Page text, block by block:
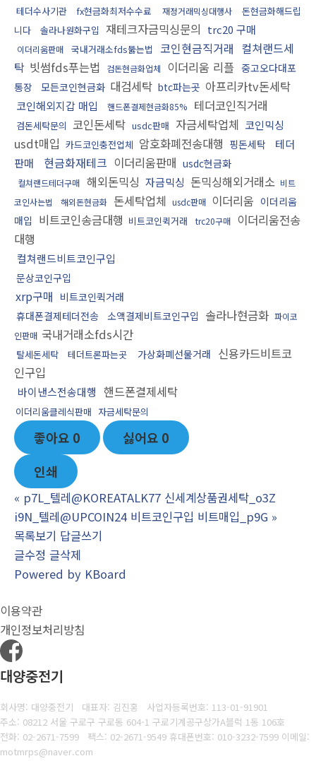
테더수사기관 fx현금화최저수수료 재정거래믹싱대행사
돈현금화해드립
니다
솔라나원화구입 재테크자금믹싱문의 trc20 구매
이더리움판매 국내거래소fds뚫는법 코인현금직거래 컬쳐랜드세
탁 빗썸fds푸는법 검돈현금화업체 이더리움 리플 중고오다대포
통장
모든코인현금화 대검세탁 btc파는곳 아프리카tv돈세탁
코인해외지갑 매입 핸드폰결제현금화85% 테더코인직거래
검돈세탁문의 코인돈세탁 usdc판매 자금세탁업체 코인믹싱
usdt매입 카드코인충전업체 암호화폐전송대행 핑돈세탁
테더
판매
현금화재테크 이더리움판매 usdc현금화
컬쳐랜드테더구매 해외돈믹싱 자금믹싱 돈믹싱해외거래소 비트
코인사는법
해외돈현금화 돈세탁업체 usdc판매 이더리움 이더리움
매입 비트코인송금대행 비트코인퀵거래 trc20구매
이더리움전송
대행
컬쳐랜드비트코인구입
문상코인구입
xrp구매 비트코인퀵거래
휴대폰결제테더전송
소액결제비트코인구입 솔라나현금화 파이코
인판매 국내거래소fds시간
탈세돈세탁 테더트론파는곳 가상화폐선물거래 신용카드비트코
인구입
바이낸스전송대행 핸드폰결제세탁
이더리움클레식판매 자금세탁문의
좋아요 0 싫어요 0
인쇄
« p7L_텔레@KOREATALK77 신세계상품권세탁_o3Z
i9N_텔레@UPCOIN24 비트코인구입 비트매입_p9G »
목록보기 답글쓰기
글수정 글삭제
Powered by KBoard
이용약관
개인정보처리방침
대양중전기
회사명: 대양중전기 대표자: 김진홍 사업자등록번호: 113-01-91901
주소: 08212 서울 구로구 구로동 604-1 구로기계공구상가A블럭 1동 106호
전화: 02-2671-7599
팩스: 02-2671-9549 휴대폰번호: 010-3232-7599 이메일:
motmrps@naver.com